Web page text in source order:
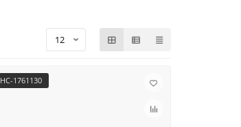
НС-1761130